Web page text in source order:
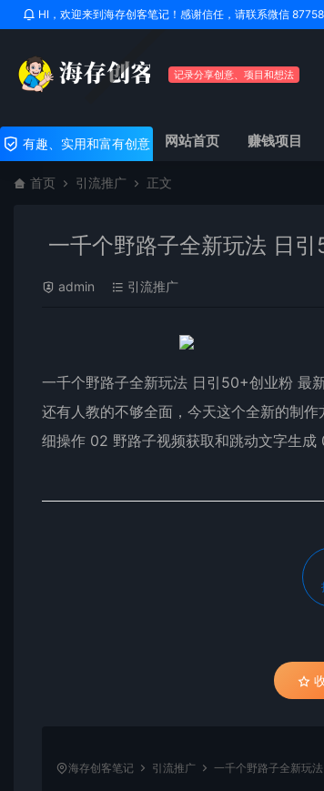
HI，欢迎来到海存创客笔记！感谢信任，请联系微信
记录分享创意、项目和想法
有趣、实用和富有创意 网站首页 赚钱项目
首页 引流推广 正文
一千个野路子全新玩法 日
admin 引流推广
一千个野路子全新玩法 日引50+创业粉 最
还有人教的不够全面，今天这个全新的制
细操作 02 野路子视频获取和跳动文字生
海存创客笔记 引流推广 一千个野路子全新玩